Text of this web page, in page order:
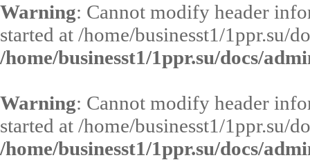
Warning: Cannot modify header
started at /home/businesst1/1ppr.su/
/home/businesst1/1ppr.su/docs/
Warning: Cannot modify header
started at /home/businesst1/1ppr.su/
/home/businesst1/1ppr.su/docs/